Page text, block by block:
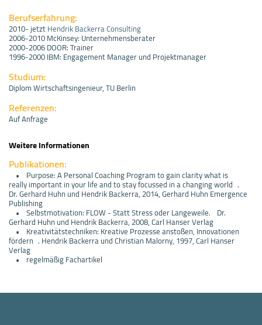
Berufserfahrung:
2010- jetztHendrik Backerra Consulting
2006-2010 McKinsey: Unternehmensberater
2000-2006 DOOR: Trainer
1996-2000 IBM: Engagement Manager und Projektmanager
Studium:
Diplom Wirtschaftsingenieur, TU Berlin
Referenzen:
Auf Anfrage
Weitere Informationen
Publikationen:
• Purpose: A Personal Coaching Program to gain clarity what is
really important in your life and to stay focussed in a changing world .
Dr. Gerhard Huhn und Hendrik Backerra, 2014, Gerhard Huhn Emergence
Publishing
• Selbstmotivation: FLOW - Statt Stress oder Langeweile. Dr.
Gerhard Huhn und Hendrik Backerra, 2008, Carl Hanser Verlag
• Kreativitätstechniken: Kreative Prozesse anstoßen, Innovationen
fördern . Hendrik Backerra und Christian Malorny, 1997, Carl Hanser
Verlag
• regelmäßig Fachartikel